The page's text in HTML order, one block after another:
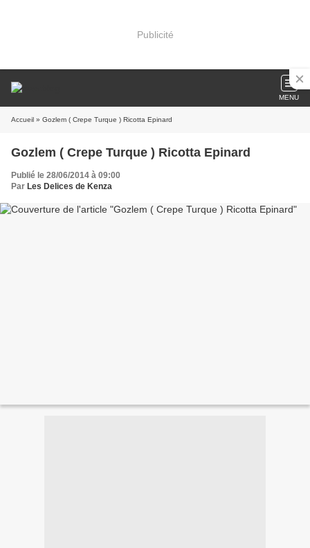
Publicité
MENU
Accueil » Gozlem ( Crepe Turque ) Ricotta Epinard
Gozlem ( Crepe Turque ) Ricotta Epinard
Publié le 28/06/2014 à 09:00
Par Les Delices de Kenza